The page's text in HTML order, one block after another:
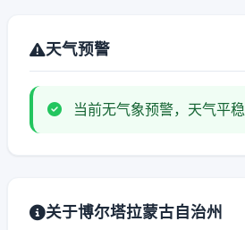
天气预警
当前无气象预警，天气平稳
关于博尔塔拉蒙古自治州